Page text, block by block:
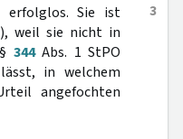
3
erfolglos. Sie ist
weil sie nicht in
344Abs. 1 StPO
in welchem
angefochten